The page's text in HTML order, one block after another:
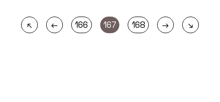
↖ ← 166 167 168 → ↘